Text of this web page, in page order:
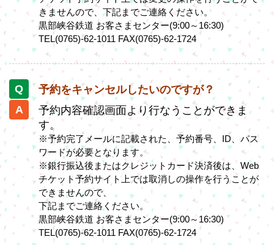
きませんので、下記までご連絡ください。
黒部峡谷鉄道 お客さまセンター(9:00～16:30)
TEL(0765)-62-1011 FAX(0765)-62-1724
予約をキャンセルしたいのですが？
予約内容確認画面より行なうことができま
す。
※予約完了メールに記載された、予約番号、ID、パス
ワードが必要となります。
※銀行振込後またはクレジットカード決済後は、Web
チケット予約サイト上では取消しの操作を行うことが
できませんので、
下記までご連絡ください。
黒部峡谷鉄道 お客さまセンター(9:00～16:30)
TEL(0765)-62-1011 FAX(0765)-62-1724